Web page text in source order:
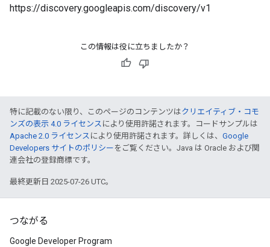
https://discovery.googleapis.com/discovery/v1
この情報は役に立ちましたか？
特に記載のない限り、このページのコンテンツはクリエイティブ・コモ
ンズの表示 4.0 ライセンス により使用許諾されます。コードサンプルは
Apache 2.0 ライセンス により使用許諾されます。詳しくは、 Google
Developers サイトのポリシー をご覧ください。Java は Oracle および関
連会社の登録商標です。
最終更新日 2025-07-26 UTC。
つながる
Google Developer Program